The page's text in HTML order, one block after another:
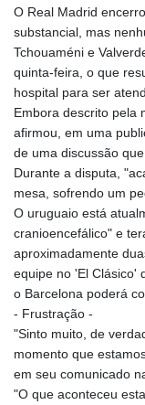
O Real Madrid
substancial, mas
Tchouaméni e
quinta-feira, o que
hospital para ser
Embora descrito pela
afirmou, em uma
de uma discussão
Durante a disputa,
mesa, sofrendo um
O uruguaio está
cranioencefálico" e
aproximadamente
equipe no 'El Clásico'
o Barcelona poderá
- Frustração -
"Sinto muito, de
momento que
em seu comunicado
"O que aconteceu